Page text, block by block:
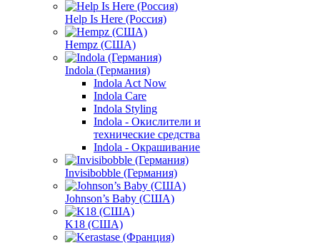
Help Is Here (Россия)
Hempz (США)
Indola (Германия)
Indola Act Now
Indola Care
Indola Styling
Indola - Окислители и
технические средства
Indola - Окрашивание
Invisibobble (Германия)
Johnson’s Baby (США)
K18 (США)